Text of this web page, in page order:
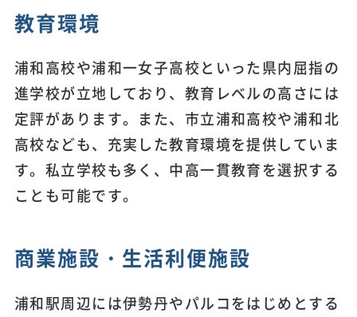
教育環境
浦和高校や浦和一女子高校といった県内屈指の
進学校が立地しており、教育レベルの高さには
定評があります。また、市立浦和高校や浦和北
高校なども、充実した教育環境を提供していま
す。私立学校も多く、中高一貫教育を選択する
ことも可能です。
商業施設・生活利便施設
浦和駅周辺には伊勢丹やパルコをはじめとする